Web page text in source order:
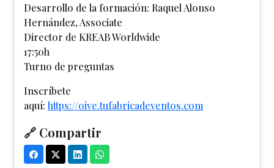
Desarrollo de la formación: Raquel Alonso
Hernández, Associate
Director de KREAB Worldwide
17:50h
Turno de preguntas
Inscríbete
aquí: https://oive.tufabricadeventos.com
🔗 Compartir